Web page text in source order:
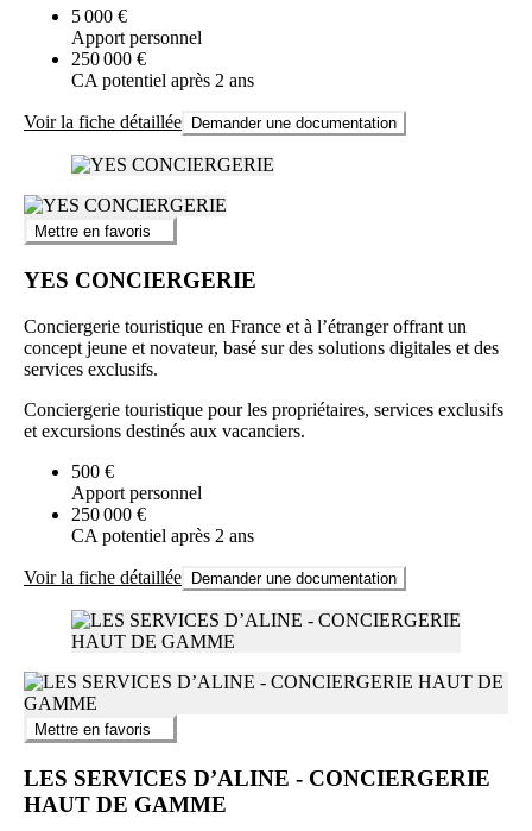
5 000 €
Apport personnel
250 000 €
CA potentiel après 2 ans
Voir la fiche détaillée Demander une documentation
Mettre en favoris
YES CONCIERGERIE
Conciergerie touristique en France et à l’étranger offrant un
concept jeune et novateur, basé sur des solutions digitales et des
services exclusifs.
Conciergerie touristique pour les propriétaires, services exclusifs
et excursions destinés aux vacanciers.
500 €
Apport personnel
250 000 €
CA potentiel après 2 ans
Voir la fiche détaillée Demander une documentation
Mettre en favoris
LES SERVICES D’ALINE - CONCIERGERIE
HAUT DE GAMME